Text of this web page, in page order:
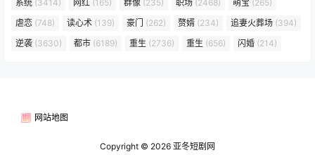
系统 (3414) 网红 (165) 群像 (235) 职场 (2468) 萌宝 (265)
虐恋 (748) 读心术 (139) 豪门 (262) 赘婿 (234) 追妻火葬场 (394)
逆袭 (3630) 都市 (6189) 重生 (2736) 重生 (656) 闪婚 (214)
网站地图
Copyright © 2026 亚冬短剧网